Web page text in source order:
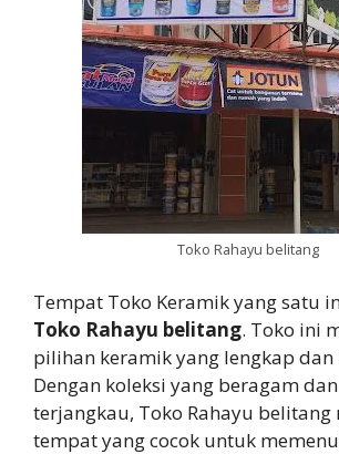
Toko Rahayu belitang
Tempat Toko Keramik yang satu
Toko Rahayu belitang. Toko ini
pilihan keramik yang lengkap
Dengan koleksi yang beragam
terjangkau, Toko Rahayu
tempat yang cocok untuk